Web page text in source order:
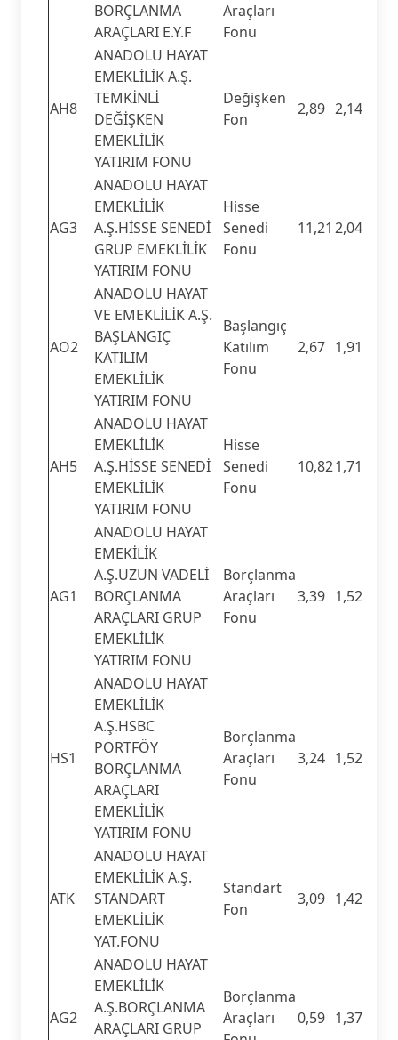
BORÇLANMA
ARAÇLARI E.Y.F
Araçları
Fonu
AH8
ANADOLU HAYAT
EMEKLİLİK A.Ş.
TEMKİNLİ
DEĞİŞKEN
EMEKLİLİK
YATIRIM FONU
Değişken
Fon
2,89 2,14
AG3
ANADOLU HAYAT
EMEKLİLİK
A.Ş.HİSSE SENEDİ
GRUP EMEKLİLİK
YATIRIM FONU
Hisse
Senedi
Fonu
11,21 2,04
AO2
ANADOLU HAYAT
VE EMEKLİLİK A.Ş.
BAŞLANGIÇ
KATILIM
EMEKLİLİK
YATIRIM FONU
Başlangıç
Katılım
Fonu
2,67 1,91
AH5
ANADOLU HAYAT
EMEKLİLİK
A.Ş.HİSSE SENEDİ
EMEKLİLİK
YATIRIM FONU
Hisse
Senedi
Fonu
10,821,71
AG1
ANADOLU HAYAT
EMEKİLİK
A.Ş.UZUN VADELİ
BORÇLANMA
ARAÇLARI GRUP
EMEKLİLİK
YATIRIM FONU
Borçlanma
Araçları
Fonu
3,39 1,52
HS1
ANADOLU HAYAT
EMEKLİLİK
A.Ş.HSBC
PORTFÖY
BORÇLANMA
ARAÇLARI
EMEKLİLİK
YATIRIM FONU
Borçlanma
Araçları
Fonu
3,24 1,52
ATK
ANADOLU HAYAT
EMEKLİLİK A.Ş.
STANDART
EMEKLİLİK
YAT.FONU
Standart
Fon
3,09 1,42
AG2
ANADOLU HAYAT
EMEKLİLİK
A.Ş.BORÇLANMA
ARAÇLARI GRUP
Borçlanma
Araçları
0,59 1,37